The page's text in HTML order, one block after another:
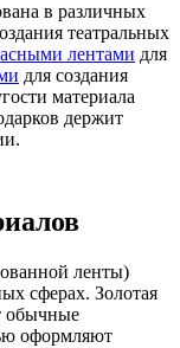
в различных
театральных
лентами для
для создания
материала
держит
ленты)
сферах. Золотая
обычные
оформляют